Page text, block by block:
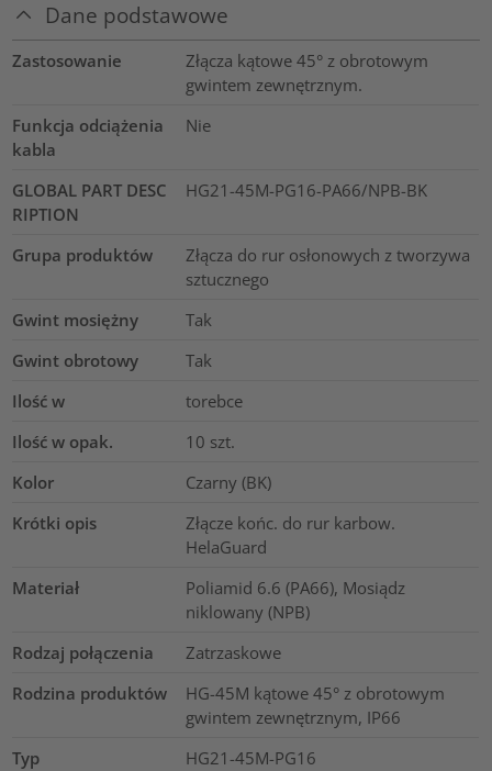
Dane podstawowe
Zastosowanie
Złącza kątowe 45° z obrotowym
gwintem zewnętrznym.
Funkcja odciążenia
kabla
Nie
GLOBAL PART DESC
RIPTION
HG21-45M-PG16-PA66/NPB-BK
Grupa produktów
Złącza do rur osłonowych z tworzywa
sztucznego
Gwint mosiężny
Tak
Gwint obrotowy
Tak
Ilość w
torebce
Ilość w opak.
10 szt.
Kolor
Czarny (BK)
Krótki opis
Złącze końc. do rur karbow.
HelaGuard
Materiał
Poliamid 6.6 (PA66), Mosiądz
niklowany (NPB)
Rodzaj połączenia
Zatrzaskowe
Rodzina produktów
HG-45M kątowe 45° z obrotowym
gwintem zewnętrznym, IP66
Typ
HG21-45M-PG16